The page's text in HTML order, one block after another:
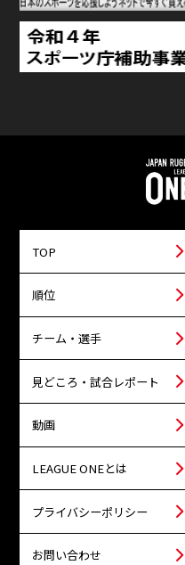
TOP
順位
チーム・選手
見どころ・試合レポート
動画
LEAGUE ONEとは
プライバシーポリシー
お問い合わせ